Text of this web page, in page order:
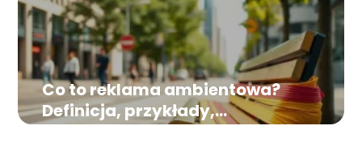
Co to reklama ambientowa?
Definicja, przykłady,
zastosowanie